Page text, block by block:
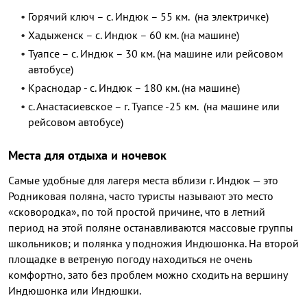
Горячий ключ – с. Индюк – 55 км. (на электричке)
Хадыженск – с. Индюк – 60 км. (на машине)
Туапсе – с. Индюк – 30 км. (на машине или рейсовом
автобусе)
Краснодар - с. Индюк – 180 км. (на машине)
с. Анастасиевское – г. Туапсе -25 км. (на машине или
рейсовом автобусе)
Места для отдыха и ночевок
Самые удобные для лагеря места вблизи г. Индюк — это
Родниковая поляна, часто туристы называют это место
«сковородка», по той простой причине, что в летний
период на этой поляне останавливаются массовые группы
школьников; и полянка у подножия Индюшонка. На второй
площадке в ветреную погоду находиться не очень
комфортно, зато без проблем можно сходить на вершину
Индюшонка или Индюшки.